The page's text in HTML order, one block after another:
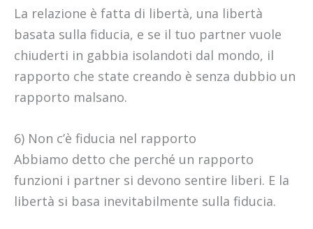
La relazione è fatta di libertà, una libertà
basata sulla fiducia, e se il tuo partner vuole
chiuderti in gabbia isolandoti dal mondo, il
rapporto che state creando è senza dubbio un
rapporto malsano.
6) Non c’è fiducia nel rapporto
Abbiamo detto che perché un rapporto
funzioni i partner si devono sentire liberi. E la
libertà si basa inevitabilmente sulla fiducia.